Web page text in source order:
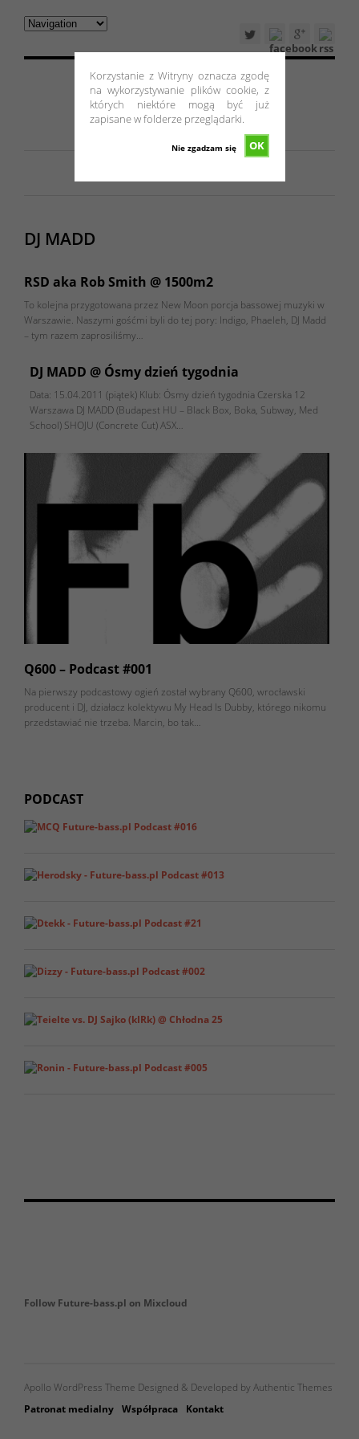
Korzystanie z Witryny oznacza zgodę
na wykorzystywanie plików cookie, z
których niektóre mogą być już
zapisane w folderze przeglądarki.
OK
Nie zgadzam się
DJ MADD
RSD aka Rob Smith @ 1500m2
To kolejna przygotowana przez New Moon porcja bassowej muzyki w
Warszawie. Naszymi gośćmi byli do tej pory: Indigo, Phaeleh, DJ Madd
– tym razem zaprosiliśmy…
DJ MADD @ Ósmy dzień tygodnia
Data: 15.04.2011 (piątek) Klub: Ósmy dzień tygodnia Czerska 12
Warszawa DJ MADD (Budapest HU – Black Box, Boka, Subway, Med
School) SHOJU (Concrete Cut) ASX…
Q600 – Podcast #001
Na pierwszy podcastowy ogień został wybrany Q600, wrocławski
producent i DJ, działacz kolektywu My Head Is Dubby, którego nikomu
przedstawiać nie trzeba. Marcin, bo tak…
PODCAST
Follow Future-bass.pl on Mixcloud
Apollo WordPress Theme Designed & Developed by Authentic Themes
Patronat medialny Współpraca Kontakt